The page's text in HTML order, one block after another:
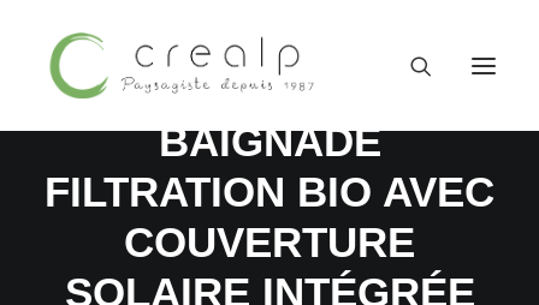
BASSIN DE
BAIGNADE
FILTRATION BIO AVEC
COUVERTURE
SOLAIRE INTÉGRÉE